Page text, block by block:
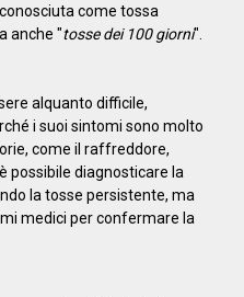
come tossa
anche "tosse dei 100 giorni".
alquanto difficile,
i suoi sintomi sono molto
come il raffreddore,
possibile diagnosticare la
la tosse persistente, ma
medici per confermare la